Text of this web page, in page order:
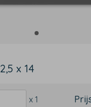
x 14
x 1